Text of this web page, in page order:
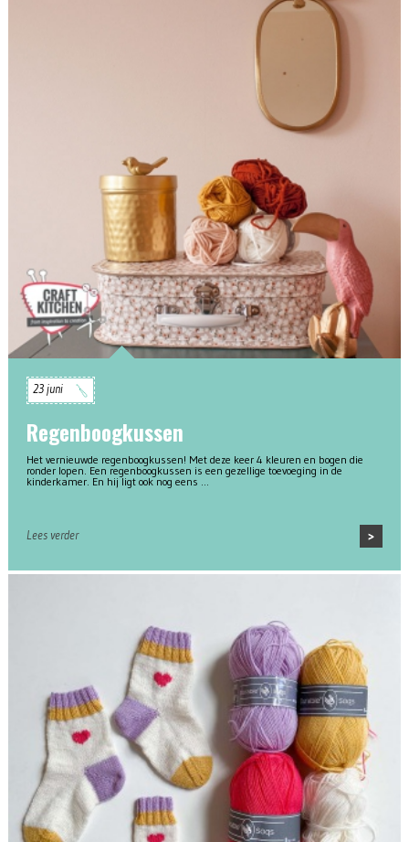
23 juni
Regenboogkussen
Het vernieuwde regenboogkussen! Met deze keer 4 kleuren en bogen die
ronder lopen. Een regenboogkussen is een gezellige toevoeging in de
kinderkamer. En hij ligt ook nog eens …
Lees verder